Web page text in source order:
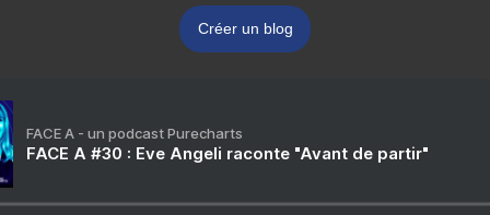
Créer un blog
FACE A - un podcast Purecharts
FACE A #30 : Eve Angeli raconte "Avant de partir"